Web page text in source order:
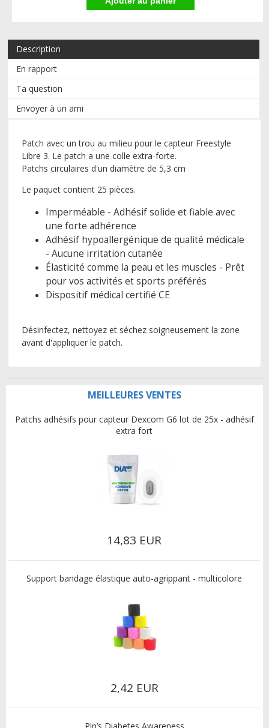
Description
En rapport
Ta question
Envoyer à un ami
Patch avec un trou au milieu pour le capteur Freestyle
Libre 3. Le patch a une colle extra-forte.
Patchs circulaires d'un diamètre de 5,3 cm
Le paquet contient 25 pièces.
Imperméable - Adhésif solide et fiable avec
une forte adhérence
Adhésif hypoallergénique de qualité médicale
- Aucune irritation cutanée
Élasticité comme la peau et les muscles - Prêt
pour vos activités et sports préférés
Dispositif médical certifié CE
Désinfectez, nettoyez et séchez soigneusement la zone
avant d'appliquer le patch.
MEILLEURES VENTES
Patchs adhésifs pour capteur Dexcom G6 lot de 25x - adhésif
extra fort
14,83 EUR
Support bandage élastique auto-agrippant - multicolore
2,42 EUR